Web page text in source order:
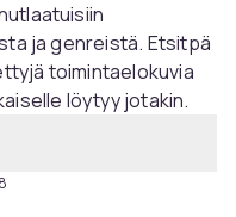
ja genreistä. Etsitpä
toimintaelokuvia
löytyy jotakin.